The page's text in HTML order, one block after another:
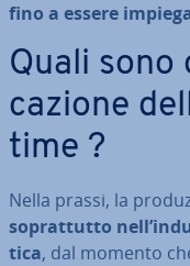
fino a essere
Quali
ca­zio­ne
time ?
Nella prassi, la
so­prat­tut­to
ti­ca, dal momento